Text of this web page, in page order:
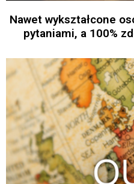
Nawet wykształcone
pytaniami, a 100%